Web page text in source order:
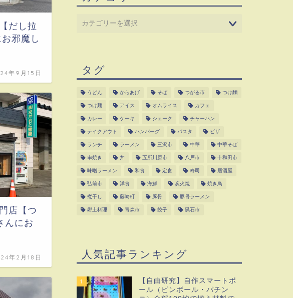
だし拉
邪魔し
年9月15日
店【つ
んにお
年2月18日
タグ
うどん からあげ そば つがる市 つけ麵
つけ麺 アイス オムライス カフェ
カレー ケーキ シェーク チャーハン
テイクアウト ハンバーグ パスタ ピザ
ランチ ラーメン 三沢市 中華 中華そば
串焼き 丼 五所川原市 八戸市 十和田市
味噌ラーメン 和食 定食 寿司 居酒屋
弘前市 洋食 海鮮 炭火焼 焼き鳥
煮干し 藤崎町 豚骨 豚骨ラーメン
郷土料理 青森市 餃子 黒石市
人気記事ランキング
1
【自由研究】自作スマートボ
ール（ピンボール・パチン